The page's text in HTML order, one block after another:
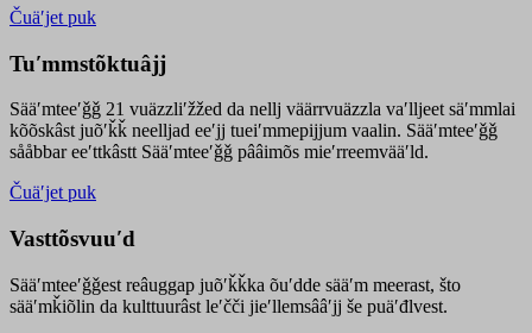
Čuäʹjet puk
Tuʹmmstõktuâjj
Sääʹmteeʹǧǧ 21 vuäzzliʹžžed da nellj väärrvuäzzla vaʹlljeet säʹmmlai
kõõskâst juõʹǩǩ neelljad eeʹjj tueiʹmmepijjum vaalin. Sääʹmteeʹǧǧ
sååbbar eeʹttkâstt Sääʹmteeʹǧǧ pââimõs mieʹrreemvääʹld.
Čuäʹjet puk
Vasttõsvuuʹd
Sääʹmteeʹǧǧest reâuggap juõʹǩǩka õuʹdde sääʹm meerast, što
sääʹmǩiõlin da kulttuurâst leʹčči jieʹllemsââʹjj še puäʹđlvest.